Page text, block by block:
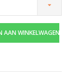
AAN WINKELWAGEN